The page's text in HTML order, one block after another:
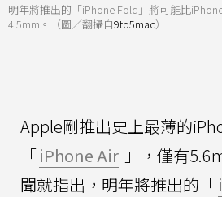
明年將推出的「iPhone Fold」將可能比
4.5mm。（圖／翻攝自9to5mac）
Apple剛推出史上最薄的
「iPhone Air 」，僅有
聞就指出，明年將推出的「